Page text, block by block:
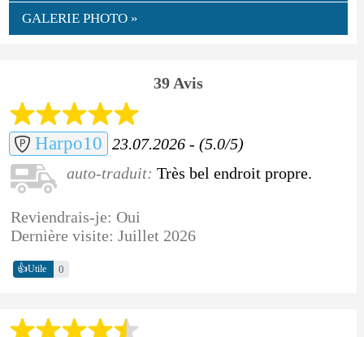
GALERIE PHOTO »
39 Avis
Harpo10 23.07.2026 - (5.0/5)
auto-traduit: Très bel endroit propre.
Reviendrais-je: Oui
Dernière visite: Juillet 2026
👍Utile 0